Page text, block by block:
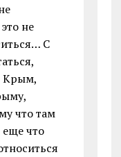
не
С
Крым,
что там
еще что